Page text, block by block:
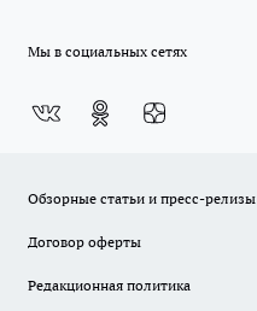
Мы в социальных сетях
Обзорные статьи и пресс-релизы
Договор оферты
Редакционная политика